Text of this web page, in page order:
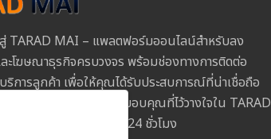
TARAD MAI – แพลตฟอร์มออนไลน์สำหรับลง
ะโฆษณาธุรกิจครบวงจร พร้อมช่องทางการติดต่อ
ริการลูกค้า เพื่อให้คุณได้รับประสบการณ์ที่น่าเชื่อถือ
ในการใช้งานทุกขั้นตอน ขอบคุณที่ไว้วางใจใน TARAD
าพร้อมให้บริการคุณตลอด 24 ชั่วโมง